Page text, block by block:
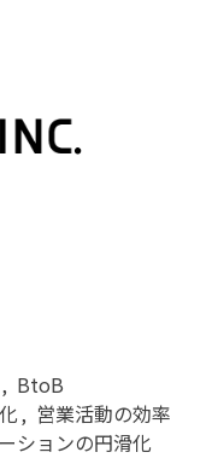
BtoB
営業活動の効率
ションの円滑化